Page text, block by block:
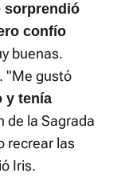
sorprendió
confío
buenas.
"Me gustó
y tenía
de la Sagrada
recrear las
Iris.